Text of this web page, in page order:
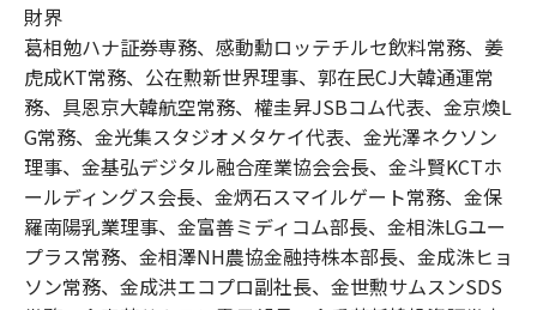
財界
葛相勉ハナ証券専務、感動勳ロッテチルセ飲料常務、姜
虎成KT常務、公在勲新世界理事、郭在民CJ大韓通運常
務、具恩京大韓航空常務、權圭昇JSBコム代表、金京煥L
G常務、金光集スタジオメタケイ代表、金光澤ネクソン
理事、金基弘デジタル融合産業協会会長、金斗賢KCTホ
ールディングス会長、金炳石スマイルゲート常務、金保
羅南陽乳業理事、金富善ミディコム部長、金相洙LGユー
プラス常務、金相澤NH農協金融持株本部長、金成洙ヒョ
ソン常務、金成洪エコプロ副社長、金世勲サムスンSDS